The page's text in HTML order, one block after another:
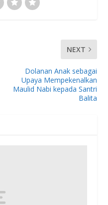
NEXT
Dolanan Anak sebagai
Upaya Mempekenalkan
Maulid Nabi kepada Santri
Balita